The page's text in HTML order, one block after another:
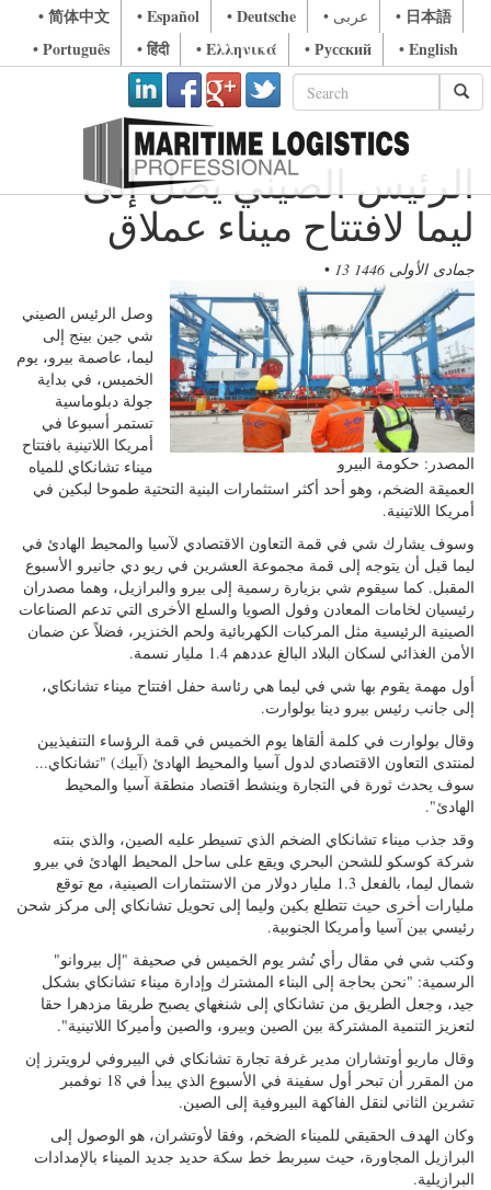
• 简体中文 • Español • Deutsche • عربى
• 日本語
• Português
• हिंदी • Ελληνικά • Русский • English
الرئيس الصيني يصل إلى
ليما لافتتاح ميناء عملاق
• 13 جمادى الأولى 1446
المصدر: حكومة البيرو
وصل الرئيس الصيني
شي جين بينج إلى
ليما، عاصمة بيرو، يوم
الخميس، في بداية
جولة دبلوماسية
تستمر أسبوعا في
أمريكا اللاتينية بافتتاح
ميناء تشانكاي للمياه
العميقة الضخم، وهو أحد أكثر استثمارات البنية التحتية طموحا لبكين في
أمريكا اللاتينية.
وسوف يشارك شي في قمة التعاون الاقتصادي لآسيا والمحيط الهادئ في
ليما قبل أن يتوجه إلى قمة مجموعة العشرين في ريو دي جانيرو الأسبوع
المقبل. كما سيقوم شي بزيارة رسمية إلى بيرو والبرازيل، وهما مصدران
رئيسيان لخامات المعادن وفول الصويا والسلع الأخرى التي تدعم الصناعات
الصينية الرئيسية مثل المركبات الكهربائية ولحم الخنزير، فضلاً عن ضمان
الأمن الغذائي لسكان البلاد البالغ عددهم 1.4 مليار نسمة.
أول مهمة يقوم بها شي في ليما هي رئاسة حفل افتتاح ميناء تشانكاي،
إلى جانب رئيس بيرو دينا بولوارت.
وقال بولوارت في كلمة ألقاها يوم الخميس في قمة الرؤساء التنفيذيين
لمنتدى التعاون الاقتصادي لدول آسيا والمحيط الهادئ (آبيك) "تشانكاي...
سوف يحدث ثورة في التجارة وينشط اقتصاد منطقة آسيا والمحيط
الهادئ".
وقد جذب ميناء تشانكاي الضخم الذي تسيطر عليه الصين، والذي بنته
شركة كوسكو للشحن البحري ويقع على ساحل المحيط الهادئ في بيرو
شمال ليما، بالفعل 1.3 مليار دولار من الاستثمارات الصينية، مع توقع
مليارات أخرى حيث تتطلع بكين وليما إلى تحويل تشانكاي إلى مركز شحن
رئيسي بين آسيا وأمريكا الجنوبية.
وكتب شي في مقال رأي نُشر يوم الخميس في صحيفة "إل بيروانو"
الرسمية: "نحن بحاجة إلى البناء المشترك وإدارة ميناء تشانكاي بشكل
جيد، وجعل الطريق من تشانكاي إلى شنغهاي يصبح طريقا مزدهرا حقا
لتعزيز التنمية المشتركة بين الصين وبيرو، والصين وأميركا اللاتينية".
وقال ماريو أوتشاران مدير غرفة تجارة تشانكاي في البيروفي لرويترز إن
من المقرر أن تبحر أول سفينة في الأسبوع الذي يبدأ في 18 نوفمبر
تشرين الثاني لنقل الفاكهة البيروفية إلى الصين.
وكان الهدف الحقيقي للميناء الضخم، وفقا لأوتشران، هو الوصول إلى
البرازيل المجاورة، حيث سيربط خط سكة حديد جديد الميناء بالإمدادات
البرازيلية.